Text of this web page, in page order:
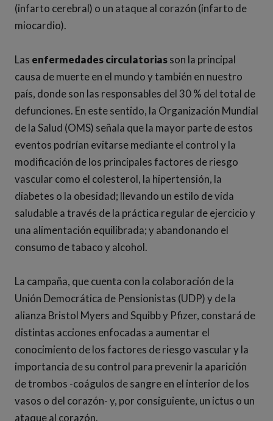
(infarto cerebral) o un ataque al corazón (infarto de
miocardio).
Las enfermedades circulatoriasson la principal
causa de muerte en el mundo y también en nuestro
país, donde son las responsables del 30 % del total de
defunciones. En este sentido, la Organización Mundial
de la Salud (OMS) señala que la mayor parte de estos
eventos podrían evitarse mediante el control y la
modificación de los principales factores de riesgo
vascular como el colesterol, la hipertensión, la
diabetes o la obesidad; llevando un estilo de vida
saludable a través de la práctica regular de ejercicio y
una alimentación equilibrada; y abandonando el
consumo de tabaco y alcohol.
La campaña, que cuenta con la colaboración de la
Unión Democrática de Pensionistas (UDP) y de la
alianza Bristol Myers and Squibb y Pfizer, constará de
distintas acciones enfocadas a aumentar el
conocimiento de los factores de riesgo vascular y la
importancia de su control para prevenir la aparición
de trombos -coágulos de sangre en el interior de los
vasos o del corazón- y, por consiguiente, un ictus o un
ataque al corazón.